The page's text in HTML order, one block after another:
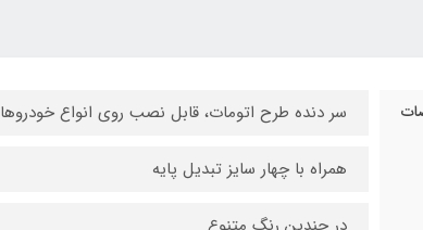
سر دنده طرح اتومات، قابل نصب روی انواع خودروها
همراه با چهار سایز تبدیل پایه